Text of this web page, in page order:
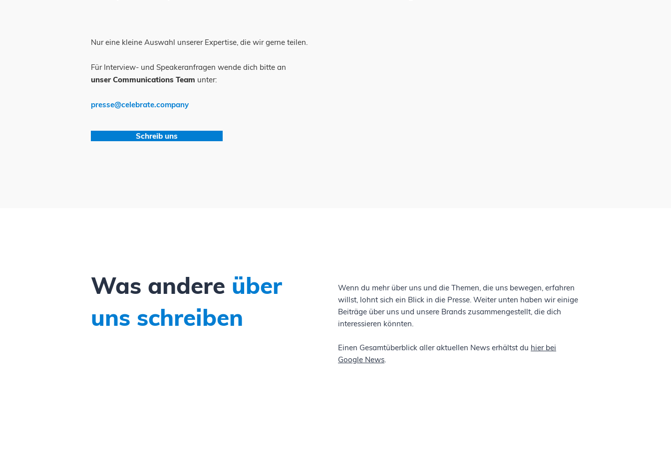
Nur eine kleine Auswahl unserer Expertise, die wir gerne teilen.
Für Interview- und Speakeranfragen wende dich bitte an
unser Communications Team unter:
presse@celebrate.company
Schreib uns
Was andere über
uns schreiben
Wenn du mehr über uns und die Themen, die uns bewegen, erfahren
willst, lohnt sich ein Blick in die Presse. Weiter unten haben wir einige
Beiträge über uns und unsere Brands zusammengestellt, die dich
interessieren könnten.
Einen Gesamtüberblick aller aktuellen News erhältst du hier bei
Google News.